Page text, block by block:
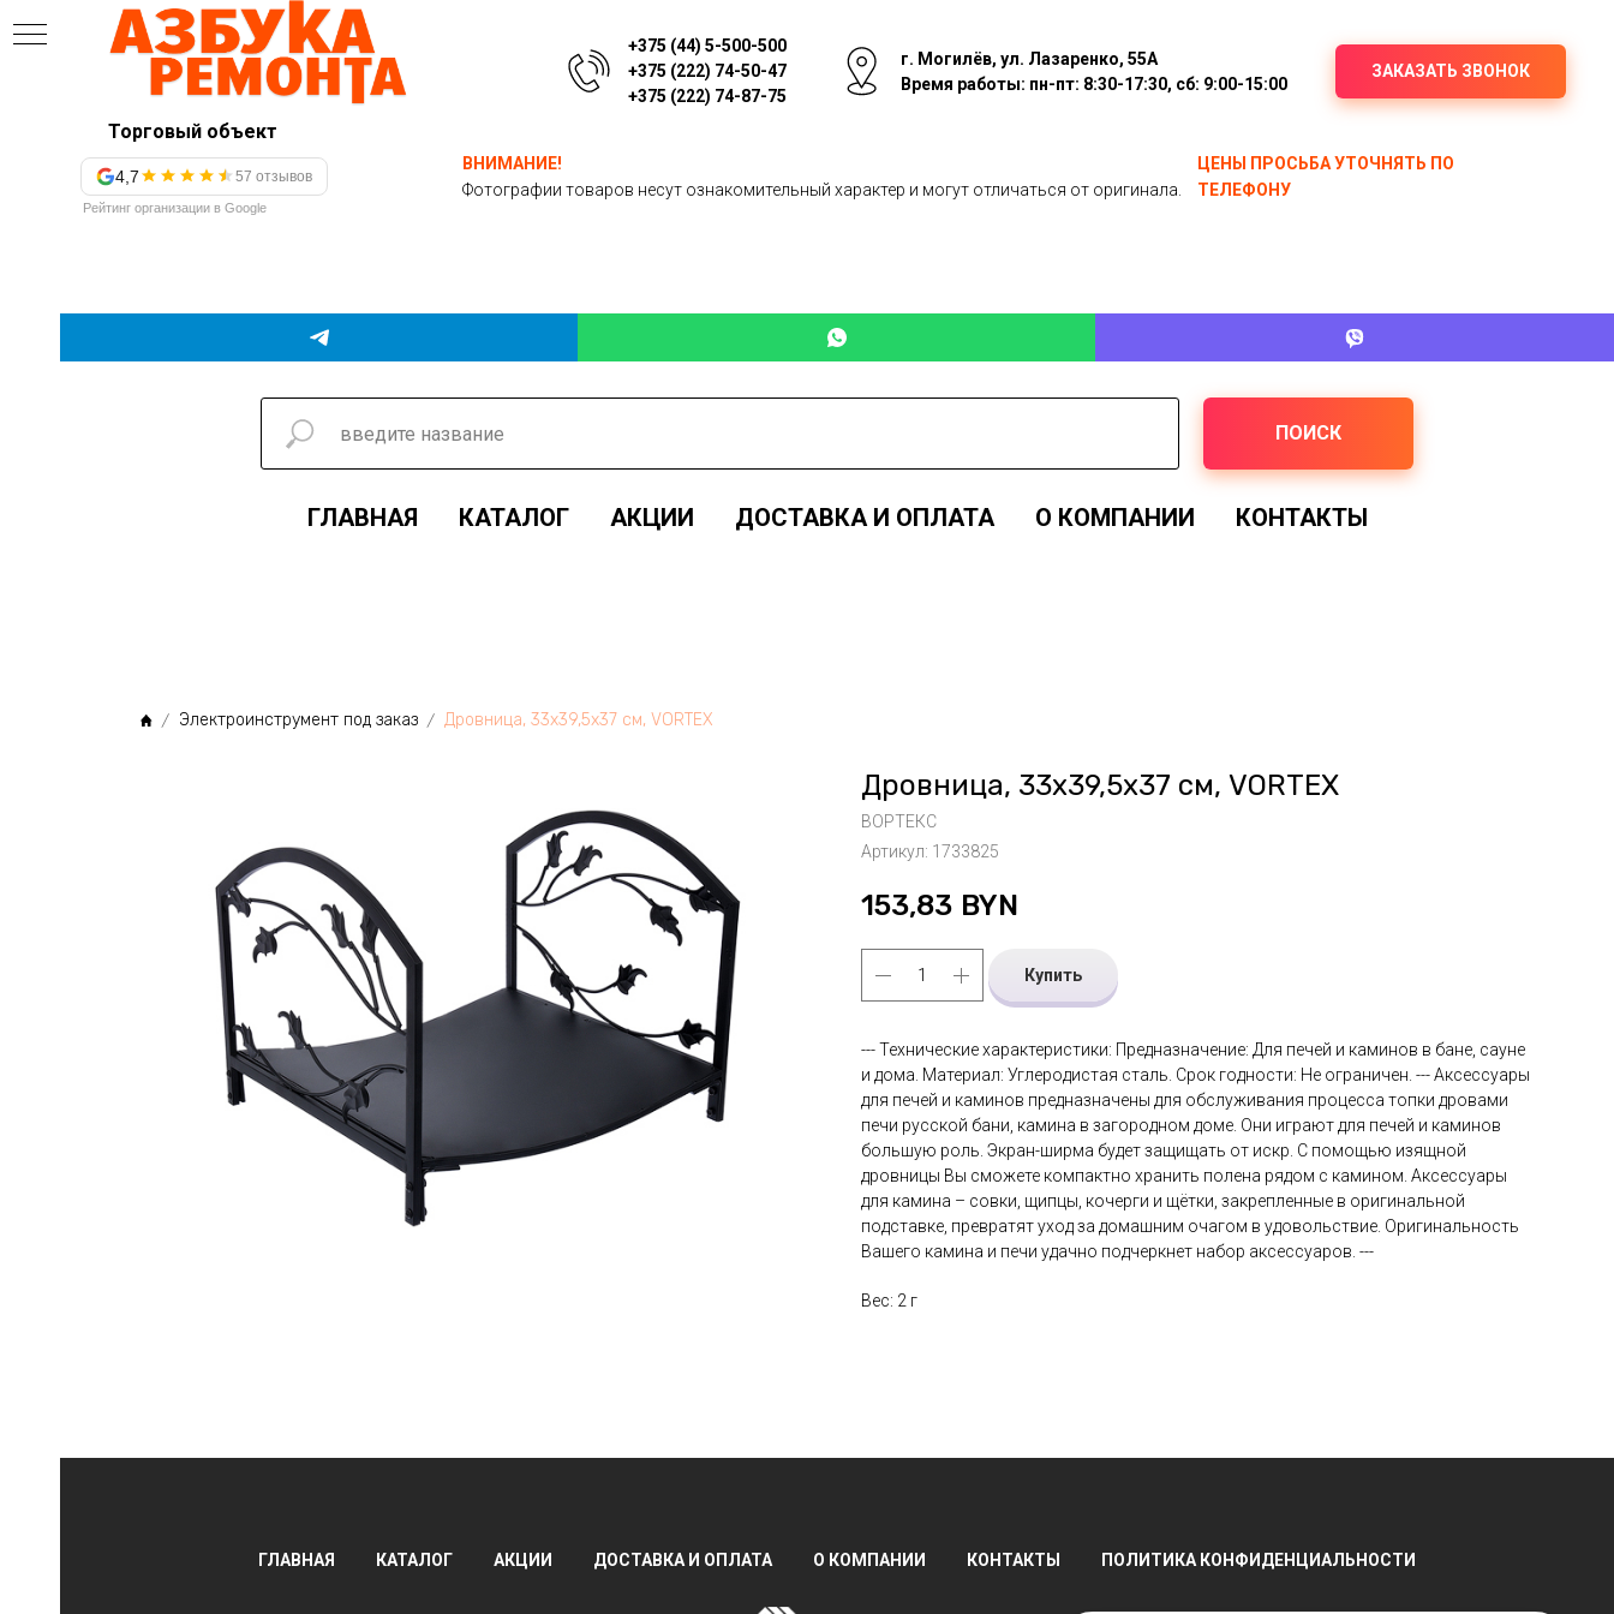
Торговый объект
+375 (44) 5-500-500
+375 (222) 74-50-47
+375 (222) 74-87-75
г. Могилёв, ул. Лазаренко, 55А
Время работы: пн-пт: 8:30-17:30, сб: 9:00-15:00
ЗАКАЗАТЬ ЗВОНОК
ЦЕНЫ ПРОСЬБА УТОЧНЯТЬ ПО
ТЕЛЕФОНУ
ВНИМАНИЕ!
Фотографии товаров несут ознакомительный характер и могут отличаться от оригинала.
4,7 57 отзывов
Рейтинг организации в Google
ПОИСК
ГЛАВНАЯ КАТАЛОГ АКЦИИ ДОСТАВКА И ОПЛАТА О КОМПАНИИ КОНТАКТЫ
Электроинструмент под заказ Дровница, 33х39,5х37 см, VORTEX
Дровница, 33х39,5х37 см, VORTEX
ВОРТЕКС
Артикул: 1733825
153,83 BYN
Купить
--- Технические характеристики: Предназначение: Для печей и каминов в бане, сауне
и дома. Материал: Углеродистая сталь. Срок годности: Не ограничен. --- Аксессуары
для печей и каминов предназначены для обслуживания процесса топки дровами
печи русской бани, камина в загородном доме. Они играют для печей и каминов
большую роль. Экран-ширма будет защищать от искр. С помощью изящной
дровницы Вы сможете компактно хранить полена рядом с камином. Аксессуары
для камина – совки, щипцы, кочерги и щётки, закрепленные в оригинальной
подставке, превратят уход за домашним очагом в удовольствие. Оригинальность
Вашего камина и печи удачно подчеркнет набор аксессуаров. ---
Вес: 2 г
ГЛАВНАЯ КАТАЛОГ АКЦИИ ДОСТАВКА И ОПЛАТА О КОМПАНИИ КОНТАКТЫ ПОЛИТИКА КОНФИДЕНЦИАЛЬНОСТИ